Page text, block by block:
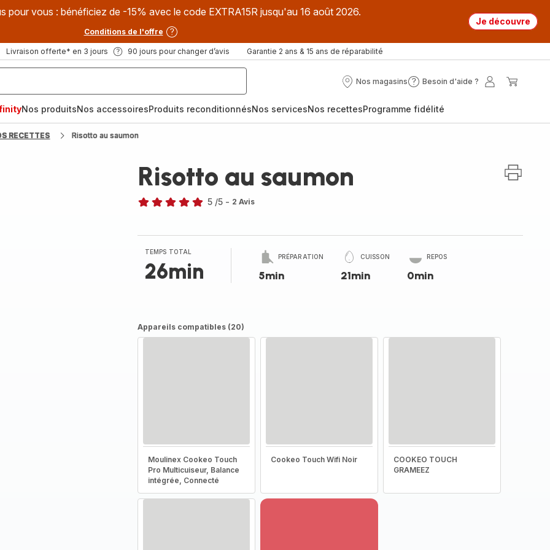
pour vous : bénéficiez de -15% avec le code EXTRA15R jusqu'au 16 août 2026.
Conditions de l'offre
Je découvre
Livraison offerte* en 3 jours 90 jours pour changer d’avis Garantie 2 ans & 15 ans de réparabilité
Nos magasins
Nos
Besoin d'aide ?
Besoin
?
Mon
Nos produitsNos accessoiresProduits reconditionnésNos servicesNos recettesProgramme fidélité
RECETTES Risotto au saumon
Risotto au saumon
étoiles
(moyenne)
5 /5 - 2 Avis
TEMPS TOTAL
26min
PRÉPARATION
5min
CUISSON
21min
REPOS
0min
Appareils compatibles (20)
Moulinex Cookeo Touch
Pro Multicuiseur, Balance
intégrée, Connecté
Cookeo Touch Wifi Noir
COOKEO TOUCH
GRAMEEZ